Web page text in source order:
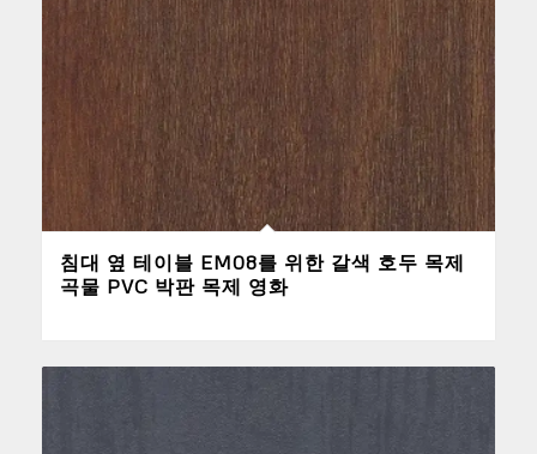
침대 옆 테이블 EM08를 위한 갈색 호두 목제
곡물 PVC 박판 목제 영화